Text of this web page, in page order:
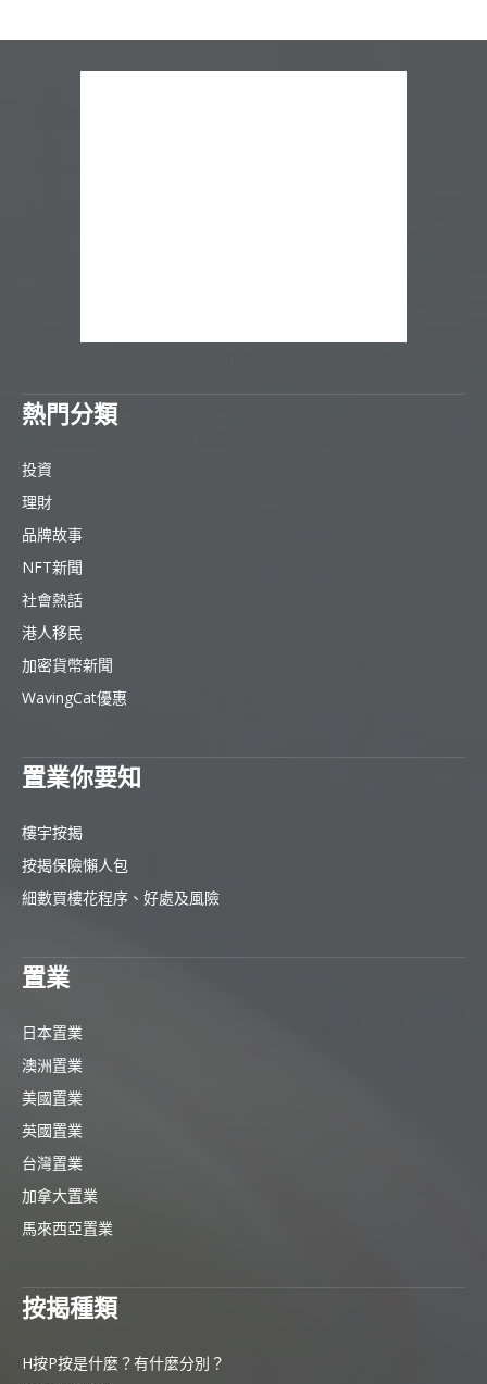
熱門分類
投資
理財
品牌故事
NFT新聞
社會熱話
港人移民
加密貨幣新聞
WavingCat優惠
置業你要知
樓宇按揭
按揭保險懶人包
細數買樓花程序、好處及風險
置業
日本置業
澳洲置業
美國置業
英國置業
台灣置業
加拿大置業
馬來西亞置業
按揭種類
H按P按是什麼？有什麼分別？